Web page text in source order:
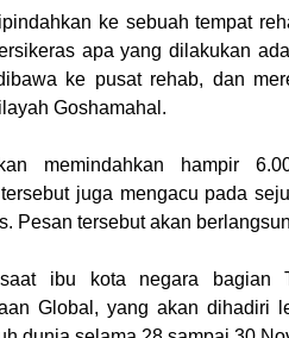
ke sebuah tempat
apa yang dilakukan
ke pusat rehab, dan
Goshamahal.
memindahkan hampir
juga mengacu pada
Pesan tersebut akan
ibu kota negara bagian
Global, yang akan dihadiri